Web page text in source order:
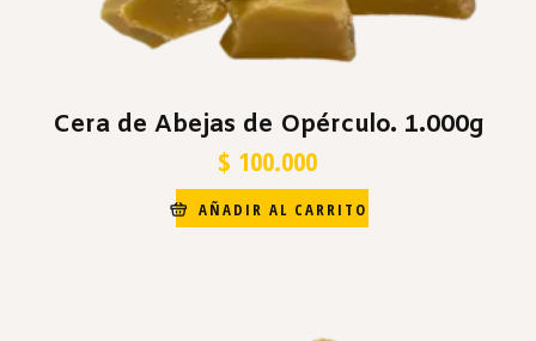
Cera de Abejas de Opérculo. 1.000g
$ 100.000
AÑADIR AL CARRITO